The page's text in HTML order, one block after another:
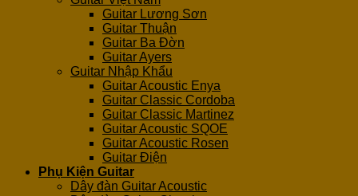
Guitar Lương Sơn
Guitar Thuận
Guitar Ba Đờn
Guitar Ayers
Guitar Nhập Khẩu
Guitar Acoustic Enya
Guitar Classic Cordoba
Guitar Classic Martinez
Guitar Acoustic SQOE
Guitar Acoustic Rosen
Guitar Điện
Phụ Kiện Guitar
Dây đàn Guitar Acoustic